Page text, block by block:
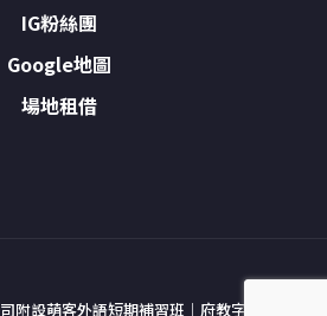
IG粉絲團
Google地圖
場地租借
附設萌客外語短期補習班｜府教字號